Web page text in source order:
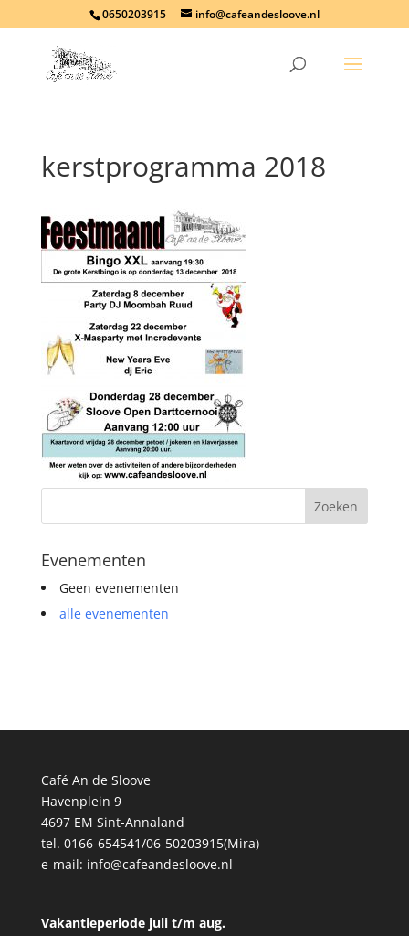
0650203915 info@cafeandesloove.nl
kerstprogramma 2018
Evenementen
Geen evenementen
alle evenementen
Café An de Sloove
Havenplein 9
4697 EM Sint-Annaland
tel. 0166-654541/06-50203915(Mira)
e-mail: info@cafeandesloove.nl
Vakantieperiode juli t/m aug.